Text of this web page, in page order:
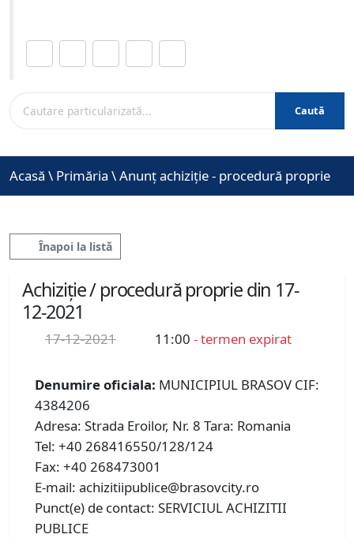
Caută
Acasă \ Primăria \Anunț achiziție - procedură proprie
Înapoi la listă
Achiziție / procedură proprie din 17-
12-2021
17-12-2021 11:00 - termen expirat
Denumire oficiala: MUNICIPIUL BRASOV CIF:
4384206
Adresa: Strada Eroilor, Nr. 8 Tara: Romania
Tel: +40 268416550/128/124
Fax: +40 268473001
E-mail: achizitiipublice@brasovcity.ro
Punct(e) de contact: SERVICIUL ACHIZITII
PUBLICE